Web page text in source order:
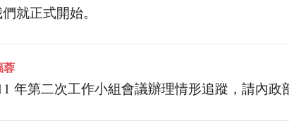
就正式開始。
蓉
年第二次工作小組會議辦理情形追蹤，請內政